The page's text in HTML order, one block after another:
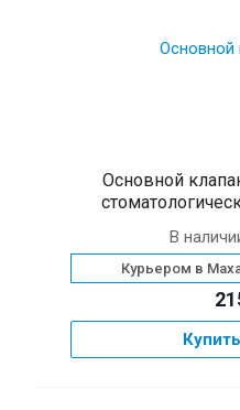
Основной
В
Курьером в